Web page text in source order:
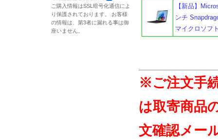
【新品】
ンチ
マイクロソフ
※ご注文手
は取寄商品
文確認メー
ご購入情報はSSL暗号化通信によ
り保護されております。 お客様
の情報は、第3者に漏れる事は御
座いません。